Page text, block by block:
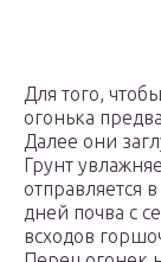
Для того,
огонька
Далее они
Грунт
отправляется
дней почва с
всходов